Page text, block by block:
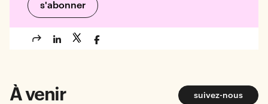
À venir suivez-nous